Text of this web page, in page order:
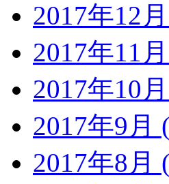
2017年12
2017年11
2017年10
2017年9月
2017年8月